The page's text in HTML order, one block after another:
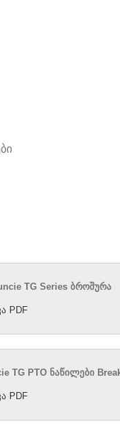
TG Series ბროშურა
PDF
TG PTO ნაწილები
PDF